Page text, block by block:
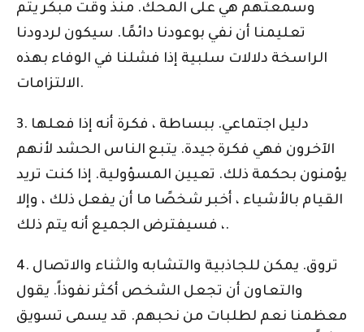
وسمعتهم هي على المحك. منذ وقت مبكر يتم
تعليمنا أن نفي بوعودنا دائمًا. سيكون لردودنا
الراسخة دلالات سلبية إذا فشلنا في الوفاء بهذه
الالتزامات.
3. دليل اجتماعي. ببساطة ، فكرة أنه إذا فعلها
الآخرون فهي فكرة جيدة. يتبع الناس الحشد لأنهم
يؤمنون بحكمة ذلك. تعيين المسؤولية. إذا كنت تريد
القيام بالأشياء ، أخبر شخصًا ما أن يفعل ذلك ، وإلا
، فسيفترض الجميع أنه يتم ذلك.
4. تروق. يمكن للجاذبية والتشابه والثناء والاتصال
والتعاون أن تجعل الشخص أكثر نفوذاً. يقول
معظمنا نعم لطلبات من نحبهم. قد يسمى تسويق